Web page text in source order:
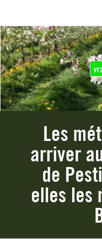
Les
arriver
de
elles les